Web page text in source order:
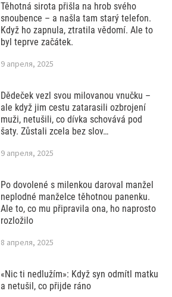
Těhotná sirota přišla na hrob svého
snoubence – a našla tam starý telefon.
Když ho zapnula, ztratila vědomí. Ale to
byl teprve začátek.
9 апреля, 2025
Dědeček vezl svou milovanou vnučku –
ale když jim cestu zatarasili ozbrojení
muži, netušili, co dívka schovává pod
šaty. Zůstali zcela bez slov…
9 апреля, 2025
Po dovolené s milenkou daroval manžel
neplodné manželce těhotnou panenku.
Ale to, co mu připravila ona, ho naprosto
rozložilo
8 апреля, 2025
«Nic ti nedlužím»: Když syn odmítl matku
a netušil, co přijde ráno